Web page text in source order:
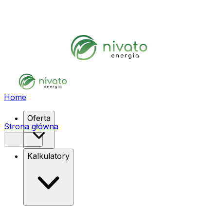
Home
Oferta
Kalkulatory
Strona główna